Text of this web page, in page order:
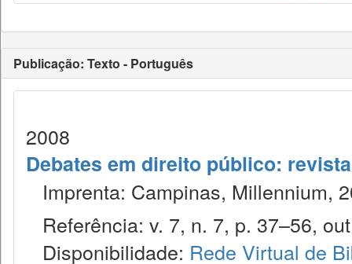
Publicação: Texto - Português
2008
Debates em direito público:
Imprenta: Campinas, Millennium,
Referência: v. 7, n. 7, p. 37–56,
Disponibilidade: Rede Virtual de